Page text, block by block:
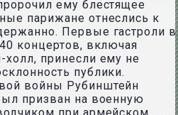
ему блестящее
парижане отнеслись к
Первые гастроли в
концертов, включая
принесли ему не
публики.
войны Рубинштейн
призван на военную